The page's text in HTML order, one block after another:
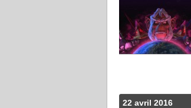
22 avril 2016